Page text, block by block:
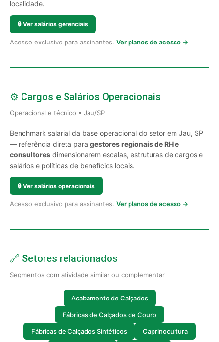
localidade.
🔒 Ver salários gerenciais
Acesso exclusivo para assinantes. Ver planos de acesso →
⚙️ Cargos e Salários Operacionais
Operacional e técnico • Jau/SP
Benchmark salarial da base operacional do setor em Jau, SP
— referência direta para gestores regionais de RH e
consultores dimensionarem escalas, estruturas de cargos e
salários e políticas de benefícios locais.
🔒 Ver salários operacionais
Acesso exclusivo para assinantes. Ver planos de acesso →
🔗 Setores relacionados
Segmentos com atividade similar ou complementar
Acabamento de Calçados
Fábricas de Calçados de Couro
Fábricas de Calçados Sintéticos Caprinocultura